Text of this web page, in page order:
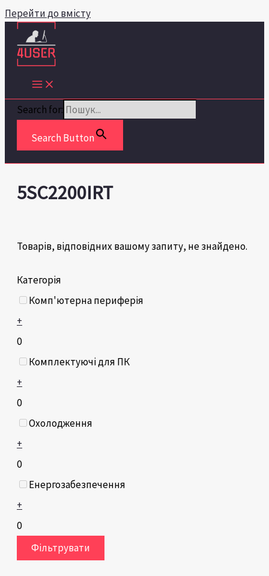
Перейти до вмісту
Search for:
Search Button
Категорія
Комп'ютерна периферія
+
0
Комплектуючі для ПК
+
0
Охолодження
+
0
Енергозабезпечення
+
0
Фільтрувати
5SC2200IRT
Товарів, відповідних вашому запиту, не знайдено.